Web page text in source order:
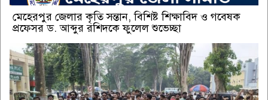
মেহেরপুর জেলার কৃতি সন্তান, বিশিষ্ট শিক্ষাবিদ ও গবেষক
প্রফেসর ড. আব্দুর রশিদকে ফুলেল শুভেচ্ছা